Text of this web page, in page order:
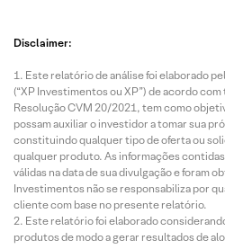
Disclaimer:
Este relatório de análise foi elaborado
(“XP Investimentos ou XP”) de acordo
Resolução CVM 20/2021, tem como
possam auxiliar o investidor a tomar sua
constituindo qualquer tipo de oferta ou
qualquer produto. As informações
válidas na data de sua divulgação e foram
Investimentos não se responsabiliza por
cliente com base no presente relatório.
Este relatório foi elaborado
produtos de modo a gerar resultados de